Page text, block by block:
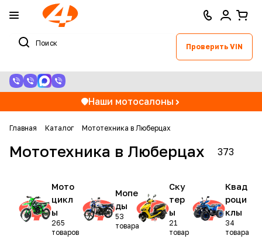
Проверить VIN
Наши мотосалоны
Главная Каталог Мототехника в Люберцах
Мототехника в Люберцах 373
Мото
цикл
ы
265
товаров
Мопе
ды
53
товара
Ску
тер
ы
21
товар
Квад
роци
клы
34
товара